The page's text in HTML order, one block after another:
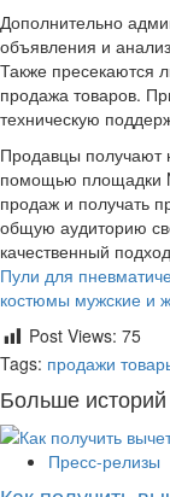
Дополнительно
объявления и
Также пресекаются
продажа товаров.
техническую
Продавцы получают
помощью площадки
продаж и получать
общую аудиторию
качественный
Пули для
костюмы мужские и
Post Views: 75
Tags: продажи
Больше историй
Пресс-релизы